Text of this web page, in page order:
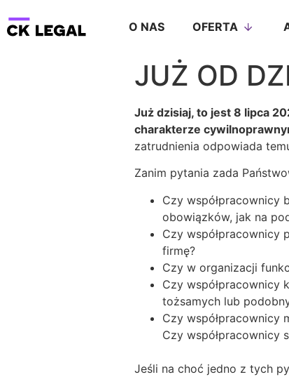
O NAS OFERTA
JUŻ OD
Już dzisiaj, to jest 8 lipca
charakterze
zatrudnienia odpowiada
Zanim pytania zada
Czy współpracownicy
obowiązków, jak na
Czy współpracownicy
firmę?
Czy w organizacji
Czy współpracownicy
tożsamych lub
Czy współpracownicy
Czy współpracownicy
Jeśli na choć jedno z tych